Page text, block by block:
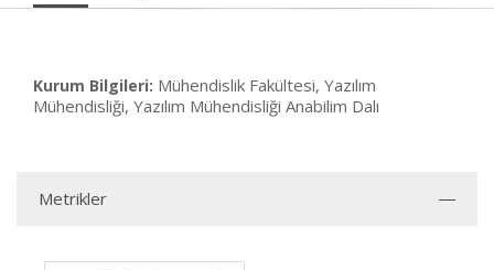
Kurum Bilgileri: Mühendislik Fakültesi, Yazılım
Mühendisliği, Yazılım Mühendisliği Anabilim Dalı
Metrikler